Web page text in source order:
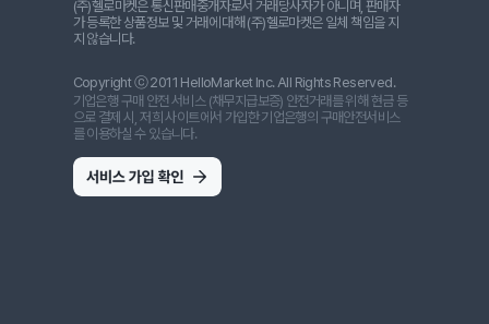
(주)헬로마켓은 통신판매중개자로서 거래당사자가 아니며, 판매자
가 등록한 상품정보 및 거래에 대해 (주)헬로마켓은 일체 책임을 지
지 않습니다.
Copyright ⓒ 2011 HelloMarket Inc. All Rights Reserved.
기업은행 구매 안전 서비스 (채무지급보증) 안전거래를 위해 현금 등
으로 결제 시, 저희 사이트에서 가입한 기업은행의 구매안전서비스
를 이용하실 수 있습니다.